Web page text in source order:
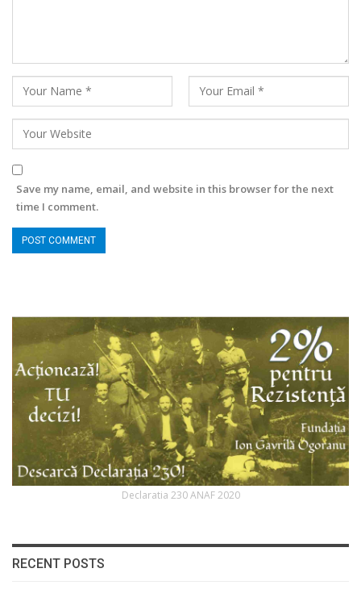
Save my name, email, and website in this browser for the next
time I comment.
Declaratia 230 ANAF 2020
RECENT POSTS